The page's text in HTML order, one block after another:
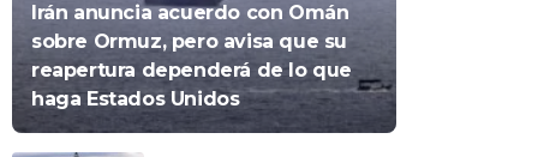
Irán anuncia acuerdo con Omán
sobre Ormuz, pero avisa que su
reapertura dependerá de lo que
haga Estados Unidos